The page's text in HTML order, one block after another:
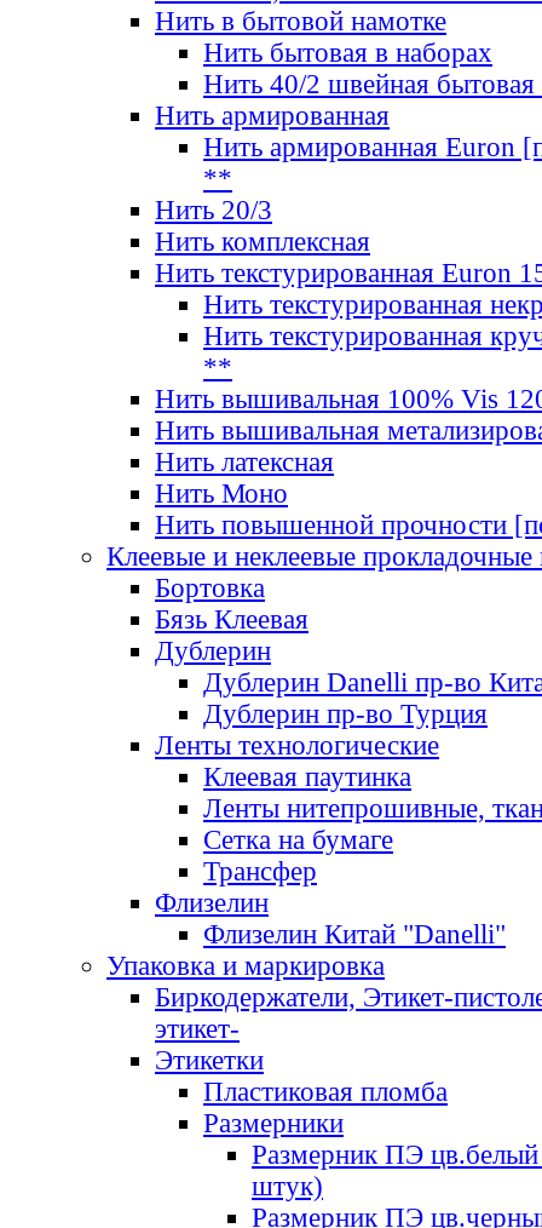
Нить в бытовой намотке
Нить бытовая в наборах
Нить 40/2 швейная бытовая
Нить армированная
Нить армированная Euron
**
Нить 20/3
Нить комплексная
Нить текстурированная Euron
Нить текстурированная
Нить текстурированная
**
Нить вышивальная 100% Vis
Нить вышивальная
Нить латексная
Нить Моно
Нить повышенной прочности
Клеевые и неклеевые прокладочные
Бортовка
Бязь Клеевая
Дублерин
Дублерин Danelli пр-во
Дублерин пр-во Турция
Ленты технологические
Клеевая паутинка
Ленты нитепрошивные,
Сетка на бумаге
Трансфер
Флизелин
Флизелин Китай "Danelli"
Упаковка и маркировка
Биркодержатели, Этикет-
этикет-
Этикетки
Пластиковая пломба
Размерники
Размерник ПЭ цв.белый
штук)
Размерник ПЭ